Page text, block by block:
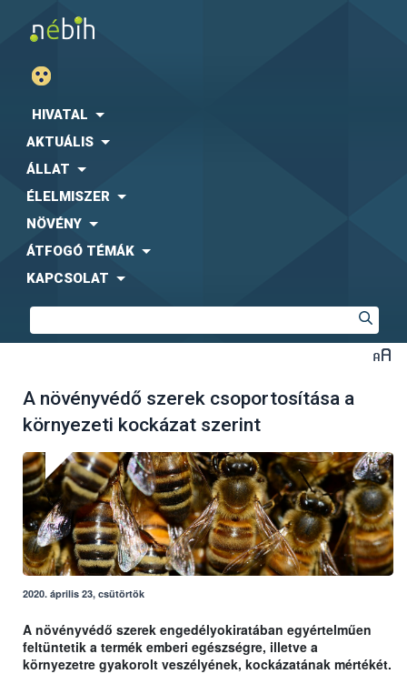
HIVATAL
AKTUÁLIS
ÁLLAT
ÉLELMISZER
NÖVÉNY
ÁTFOGÓ TÉMÁK
KAPCSOLAT
A növényvédő szerek csoportosítása a
környezeti kockázat szerint
2020. április 23, csütörtök
A növényvédő szerek engedélyokiratában egyértelműen
feltüntetik a termék emberi egészségre, illetve a
környezetre gyakorolt veszélyének, kockázatának mértékét.